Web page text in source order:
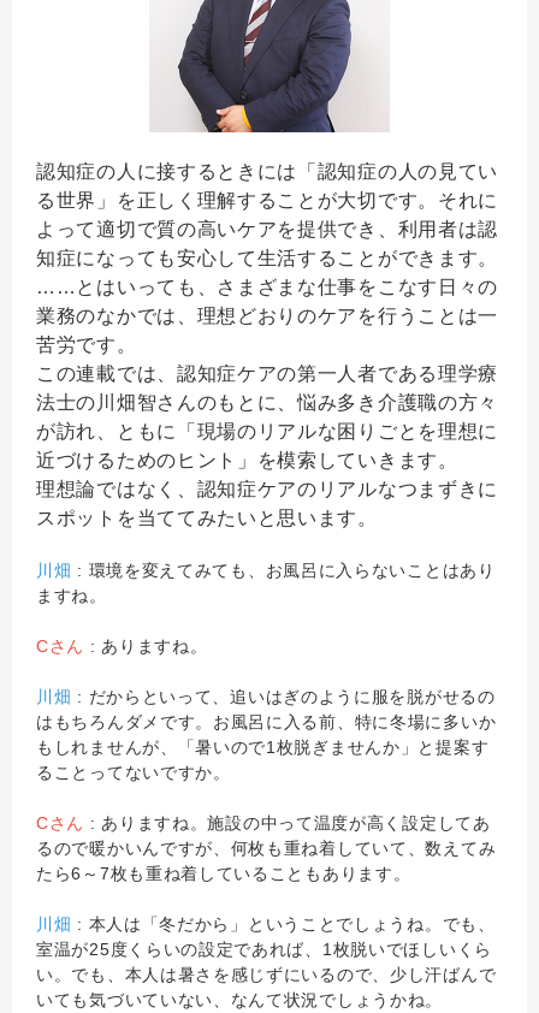
認知症の人に接するときには「認知症の人の見てい
る世界」を正しく理解することが大切です。それに
よって適切で質の高いケアを提供でき、利用者は認
知症になっても安心して生活することができます。
……とはいっても、さまざまな仕事をこなす日々の
業務のなかでは、理想どおりのケアを行うことは一
苦労です。
この連載では、認知症ケアの第一人者である理学療
法士の川畑智さんのもとに、悩み多き介護職の方々
が訪れ、ともに「現場のリアルな困りごとを理想に
近づけるためのヒント」を模索していきます。
理想論ではなく、認知症ケアのリアルなつまずきに
スポットを当ててみたいと思います。
川畑 : 環境を変えてみても、お風呂に入らないことはあり
ますね。
Cさん : ありますね。
川畑 : だからといって、追いはぎのように服を脱がせるの
はもちろんダメです。お風呂に入る前、特に冬場に多いか
もしれませんが、「暑いので1枚脱ぎませんか」と提案す
ることってないですか。
Cさん : ありますね。施設の中って温度が高く設定してあ
るので暖かいんですが、何枚も重ね着していて、数えてみ
たら6～7枚も重ね着していることもあります。
川畑 : 本人は「冬だから」ということでしょうね。でも、
室温が25度くらいの設定であれば、1枚脱いでほしいくら
い。でも、本人は暑さを感じずにいるので、少し汗ばんで
いても気づいていない、なんて状況でしょうかね。